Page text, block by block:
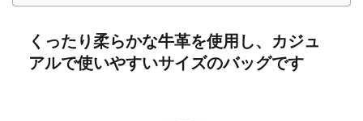
くったり柔らかな牛革を使用し、カジュ
アルで使いやすいサイズのバッグです